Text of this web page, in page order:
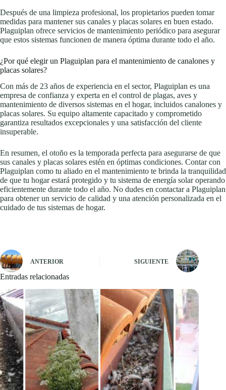
Después de una limpieza profesional, los propietarios pueden tomar
medidas para mantener sus canales y placas solares en buen estado.
Plaguiplan ofrece servicios de mantenimiento periódico para asegurar
que estos sistemas funcionen de manera óptima durante todo el año.
¿Por qué elegir un Plaguiplan para el mantenimiento de canalones y
placas solares?
Con más de 23 años de experiencia en el sector, Plaguiplan es una
empresa de confianza y experta en el control de plagas, aves y
mantenimiento de diversos sistemas en el hogar, incluidos canalones y
placas solares. Su equipo altamente capacitado y comprometido
garantiza resultados excepcionales y una satisfacción del cliente
insuperable.
En resumen, el otoño es la temporada perfecta para asegurarse de que
sus canales y placas solares estén en óptimas condiciones. Contar con
Plaguiplan como tu aliado en el mantenimiento te brinda la tranquilidad
de que tu hogar estará protegido y tu sistema de energía solar operando
eficientemente durante todo el año. No dudes en contactar a Plaguiplan
para obtener un servicio de calidad y una atención personalizada en el
cuidado de tus sistemas de hogar.
ANTERIOR SIGUIENTE
Entradas relacionadas